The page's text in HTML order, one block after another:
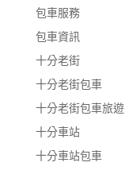
包車服務
包車資訊
十分老街
十分老街包車
十分老街包車旅遊
十分車站
十分車站包車